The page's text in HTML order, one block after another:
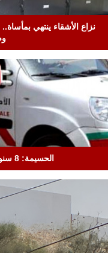
نزاع الأشقاء ينتهي
الحسيمة: 8 سنوات سجنا لبارون مخدرات دولي